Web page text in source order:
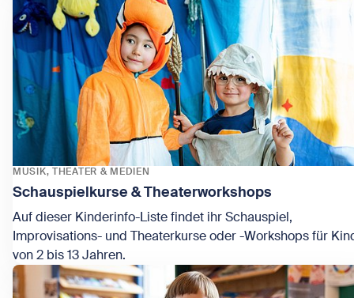
Schauspielkurse & Theaterworkshops
MUSIK, THEATER & MEDIEN
Auf dieser Kinderinfo-Liste findet ihr Schauspiel,
Improvisations- und Theaterkurse oder -Workshops für
von 2 bis 13 Jahren.
Zeige Schauspielkurse & Theaterworkshops